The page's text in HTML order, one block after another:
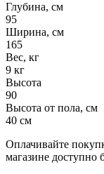
Глубина, см
95
Ширина, см
165
Вес, кг
9 кг
Высота
90
Высота от пола, см
40 см
Оплачивайте
магазине доступно